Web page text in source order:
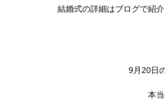
結婚式の詳細はブログで紹
9月20日
本